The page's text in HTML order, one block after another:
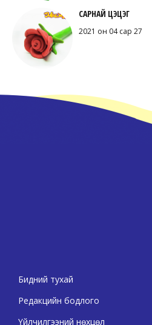
САРНАЙ ЦЭЦЭГ
2021 он 04 сар 27
Бидний тухай
Редакцийн бодлого
Үйлчилгээний нөхцөл